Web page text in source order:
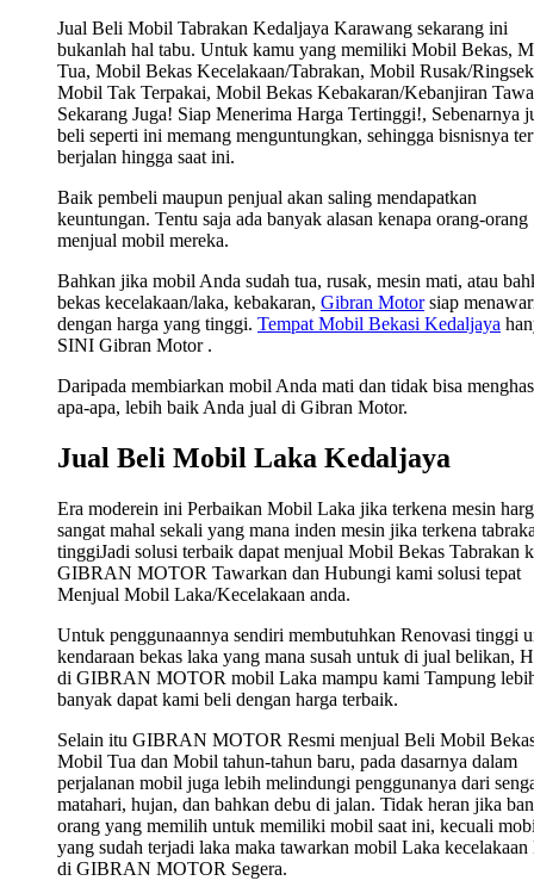
Jual Beli Mobil Tabrakan Kedaljaya Karawang sekarang ini
bukanlah hal tabu. Untuk kamu yang memiliki Mobil Bekas,
Tua, Mobil Bekas Kecelakaan/Tabrakan, Mobil Rusak/
Mobil Tak Terpakai, Mobil Bekas Kebakaran/Kebanjiran
Sekarang Juga! Siap Menerima Harga Tertinggi!, Sebenarnya
beli seperti ini memang menguntungkan, sehingga bisnisnya
berjalan hingga saat ini.
Baik pembeli maupun penjual akan saling mendapatkan
keuntungan. Tentu saja ada banyak alasan kenapa orang-orang
menjual mobil mereka.
Bahkan jika mobil Anda sudah tua, rusak, mesin mati, atau
bekas kecelakaan/laka, kebakaran, Gibran Motorsiap
dengan harga yang tinggi. Tempat Mobil Bekasi Kedaljaya
SINI Gibran Motor .
Daripada membiarkan mobil Anda mati dan tidak bisa
apa-apa, lebih baik Anda jual di Gibran Motor.
Jual Beli Mobil Laka Kedaljaya
Era moderein ini Perbaikan Mobil Laka jika terkena mesin
sangat mahal sekali yang mana inden mesin jika terkena
tinggiJadi solusi terbaik dapat menjual Mobil Bekas Tabrakan
GIBRAN MOTOR Tawarkan dan Hubungi kami solusi tepat
Menjual Mobil Laka/Kecelakaan anda.
Untuk penggunaannya sendiri membutuhkan Renovasi tinggi
kendaraan bekas laka yang mana susah untuk di jual belikan,
di GIBRAN MOTOR mobil Laka mampu kami Tampung
banyak dapat kami beli dengan harga terbaik.
Selain itu GIBRAN MOTOR Resmi menjual Beli Mobil
Mobil Tua dan Mobil tahun-tahun baru, pada dasarnya dalam
perjalanan mobil juga lebih melindungi penggunanya dari
matahari, hujan, dan bahkan debu di jalan. Tidak heran jika
orang yang memilih untuk memiliki mobil saat ini, kecuali
yang sudah terjadi laka maka tawarkan mobil Laka kecelakaan
di GIBRAN MOTOR Segera.